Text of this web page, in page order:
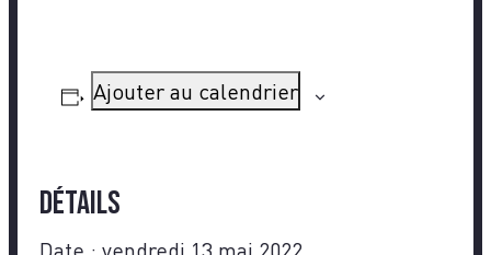
Ajouter au calendrier
Détails